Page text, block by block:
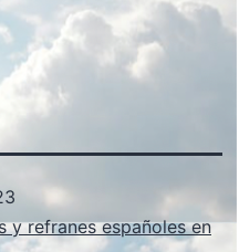
y refranes españoles en